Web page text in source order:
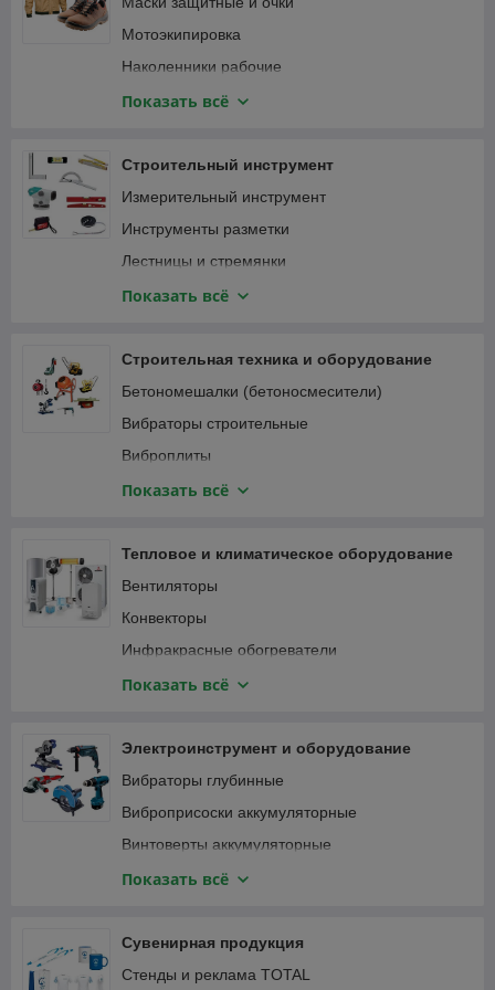
Мотоэкипировка
Наколенники рабочие
Наушники
Привязь страховочная
Спецодежда
Показать всё
Строительный инструмент
Измерительный инструмент
Инструменты разметки
Лестницы и стремянки
Зажимы
Монтажный инструмент
Мусоропровод
Наборы ручного инструмента
Паяльники, оловоотсосы
Пневматический инструмент
Столярно-слесарный инструмент
Показать всё
Строительная техника и оборудование
Бетономешалки (бетоносмесители)
Вибраторы строительные
Виброплиты
Виброрейки
Генераторы и электростанции
Затирочные машины
Компрессоры
Мотобуры и мотодрели
Мотопомпы
Пылесосы строительные
Сварочные аппараты
Станки
Трубогибы, арматурогибы
Швонарезчики
Показать всё
Тепловое и климатическое оборудование
Вентиляторы
Конвекторы
Инфракрасные обогреватели
Кондиционеры
Тепловые пушки
Терморегуляторы (термостаты)
Масляные радиаторы
Показать всё
Электроинструмент и оборудование
Вибраторы глубинные
Виброприсоски аккумуляторные
Винтоверты аккумуляторные
Гаечные ключи и трещотки аккумуляторные
Гвоздезабивные пистолеты, степлеры
Дрели
Показать всё
Сувенирная продукция
Стенды и реклама TOTAL